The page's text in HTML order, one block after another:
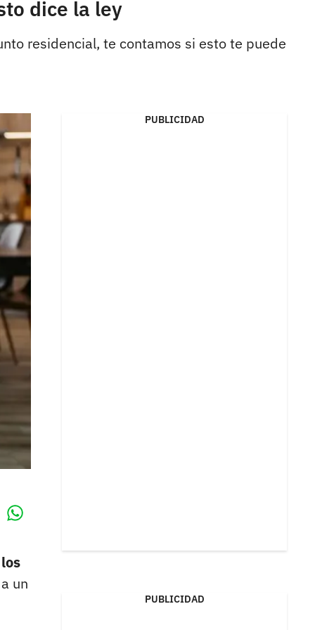
dice la ley
residencial, te contamos si esto te puede
un
PUBLICIDAD
PUBLICIDAD